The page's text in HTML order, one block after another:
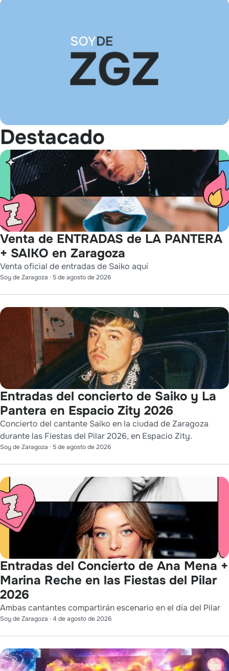
Destacado
Venta de ENTRADAS de LA PANTERA
+ SAIKO en Zaragoza
Venta oficial de entradas de Saiko aquí
Soy de Zaragoza · 5 de agosto de 2026
Entradas del concierto de Saiko y La
Pantera en Espacio Zity 2026
Concierto del cantante Saiko en la ciudad de Zaragoza
durante las Fiestas del Pilar 2026, en Espacio Zity.
Soy de Zaragoza · 5 de agosto de 2026
Entradas del Concierto de Ana Mena +
Marina Reche en las Fiestas del Pilar
2026
Ambas cantantes compartirán escenario en el día del Pilar
Soy de Zaragoza · 4 de agosto de 2026